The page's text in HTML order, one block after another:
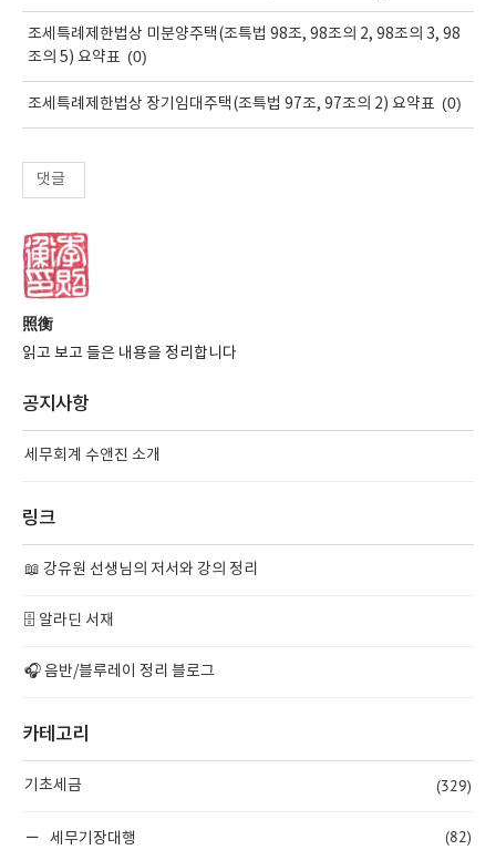
조세특례제한법상 미분양주택(조특법 98조, 98조의 2, 98조의 3, 98
조의 5) 요약표 (0)
조세특례제한법상 장기임대주택(조특법 97조, 97조의 2) 요약표 (0)
댓글
照衡
읽고 보고 들은 내용을 정리합니다
공지사항
세무회계 수앤진 소개
링크
📖 강유원 선생님의 저서와 강의 정리
🗄️ 알라딘 서재
🎧 음반/블루레이 정리 블로그
카테고리
기초세금 (329)
세무기장대행 (82)